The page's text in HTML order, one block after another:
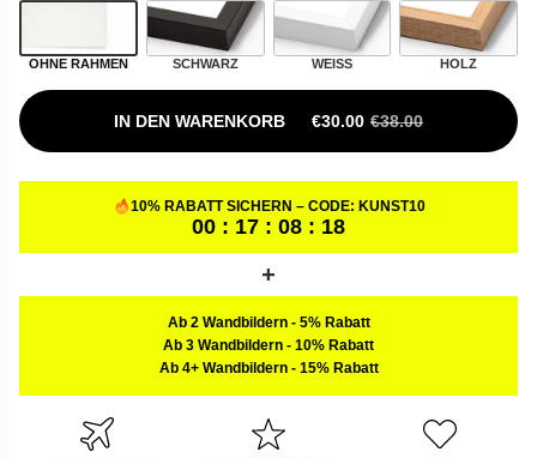
OHNE RAHMEN SCHWARZ WEISS HOLZ
IN DEN WARENKORB €30.00 €38.00
URSPRÜNGLICHER PREIS
AKTUELLER PREIS IST:
10% RABATT SICHERN – CODE: KUNST10
00 : 17 : 08 : 17
Ab 2 Wandbildern- 5% Rabatt
Ab 3 Wandbildern - 10% Rabatt
Ab 4+ Wandbildern- 15% Rabatt